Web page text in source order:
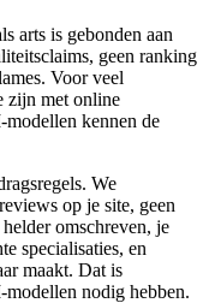
arts is gebonden aan
geen ranking
Voor veel
zijn met online
kennen de
We
op je site, geen
omschreven, je
specialisaties, en
maakt. Dat is
nodig hebben.